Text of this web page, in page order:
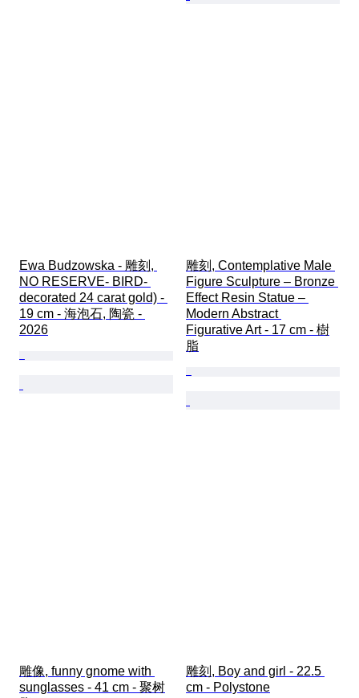
Ewa Budzowska - 雕刻,
NO RESERVE- BIRD-
decorated 24 carat gold) -
19 cm - 海泡石, 陶瓷 -
2026
雕刻, Contemplative Male
Figure Sculpture – Bronze
Effect Resin Statue –
Modern Abstract
Figurative Art - 17 cm - 樹
脂
雕像, funny gnome with
sunglasses - 41 cm - 聚树
雕刻, Boy and girl - 22.5
cm - Polystone